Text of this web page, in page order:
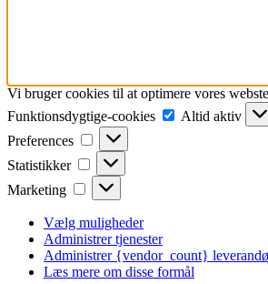
Vi bruger cookies til at optimere vores
Funktionsdygtige-cookies
cookies
Altid aktiv
Preferences
Preferences
Statistikker Statistikker
Marketing Marketing
Vælg muligheder
Administrer tjenester
Administrer {vendor_count}
Læs mere om disse formål